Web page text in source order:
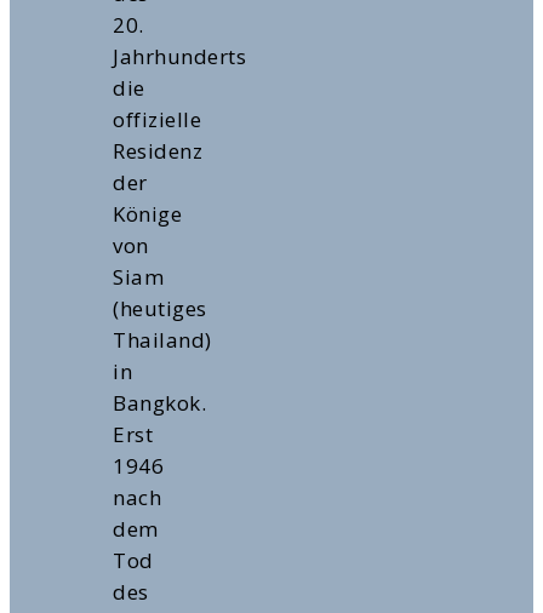
20.
Jahrhunderts
die
offizielle
Residenz
der
Könige
von
Siam
(heutiges
Thailand)
in
Bangkok.
Erst
1946
nach
dem
Tod
des